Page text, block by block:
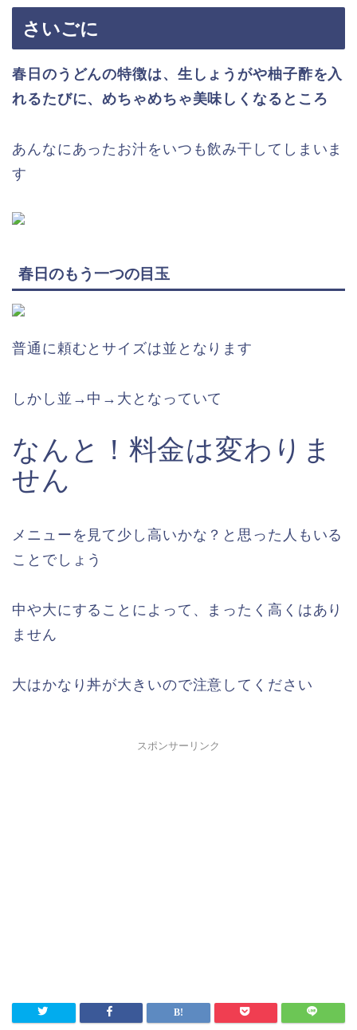
さいごに
春日のうどんの特徴は、生しょうがや柚子酢を入
れるたびに、めちゃめちゃ美味しくなるところ
あんなにあったお汁をいつも飲み干してしまいま
す
春日のもう一つの目玉
普通に頼むとサイズは並となります
しかし並→中→大となっていて
なんと！料金は変わりま
せん
メニューを見て少し高いかな？と思った人もいる
ことでしょう
中や大にすることによって、まったく高くはあり
ません
大はかなり丼が大きいので注意してください
スポンサーリンク